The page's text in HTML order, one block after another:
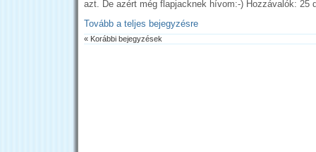
azt. De azért még flapjacknek hívom:-) Hozzávalók: 25
Tovább a teljes bejegyzésre
« Korábbi bejegyzések